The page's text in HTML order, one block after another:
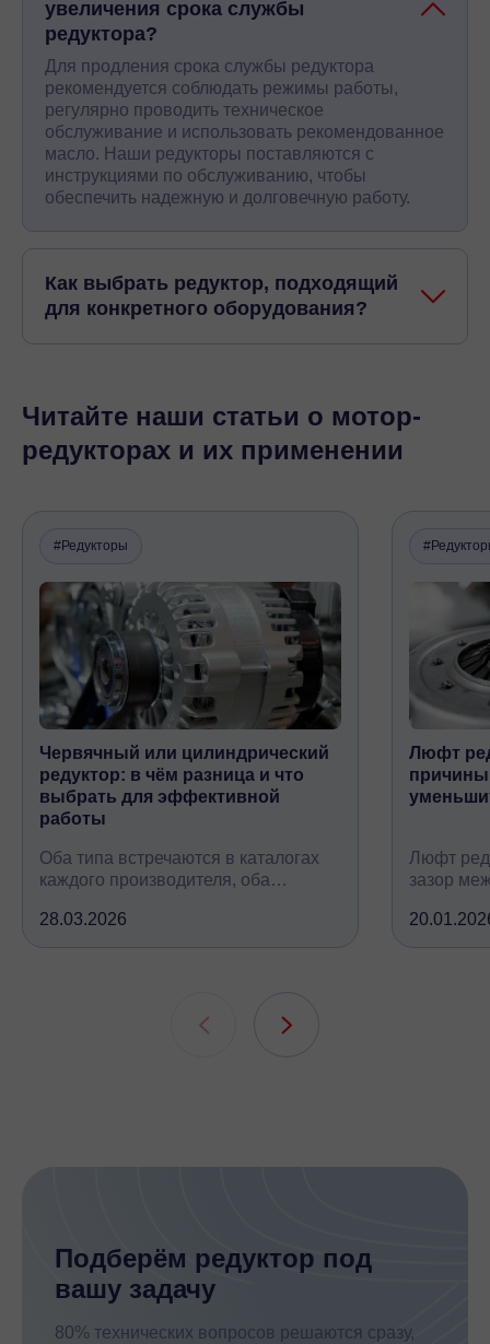
увеличения срока службы
редуктора?
Для продления срока службы редуктора
рекомендуется соблюдать режимы работы,
регулярно проводить техническое
обслуживание и использовать рекомендованное
масло. Наши редукторы поставляются с
инструкциями по обслуживанию, чтобы
обеспечить надежную и долговечную работу.
Как выбрать редуктор, подходящий
для конкретного оборудования?
Читайте наши статьи о мотор-
редукторах и их применении
#Редукторы
Червячный или цилиндрический
редуктор: в чём разница и что
выбрать для эффективной
работы
Оба типа встречаются в каталогах
каждого производителя, оба
крутящий момент, но устроены
принципиально по-разному, при
28.03.2026
Люфт
Люфт
зазор
всех
Подберём редуктор под
вашу задачу
80% технических вопросов решаются сразу,